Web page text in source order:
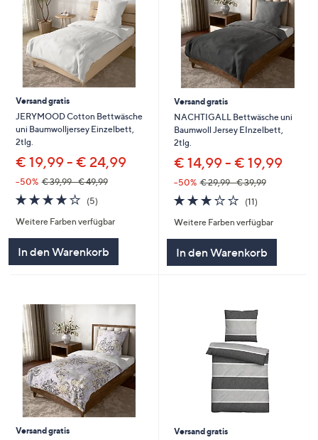
Versand gratis
JERYMOOD Cotton Bettwäsche
uni Baumwolljersey Einzelbett,
2tlg.
€ 19,99 - € 24,99
--50% € 39,99 - € 49,99
3.8
von
5
(5)5
Weitere Farben verfügbar
In den Warenkorb
Versand gratis
NACHTIGALL Bettwäsche uni
Baumwoll Jersey EInzelbett,
2tlg.
€ 14,99 - € 19,99
--50% € 29,99 - € 39,99
3.2
von
5
(11)11
Weitere Farben verfügbar
In den Warenkorb
Versand gratis
Versand gratis